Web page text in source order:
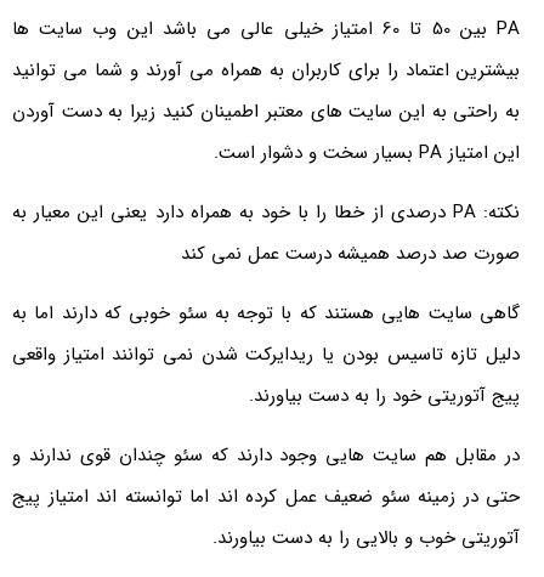
PA بین 50 تا 60 امتیاز خیلی عالی می باشد این وب سایت ها
بیشترین اعتماد را برای کاربران به همراه می آورند و شما می توانید
به راحتی به این سایت های معتبر اطمینان کنید زیرا به دست آوردن
این امتیاز PA بسیار سخت و دشوار است.
نکته: PA درصدی از خطا را با خود به همراه دارد یعنی این معیار به
صورت صد درصد همیشه درست عمل نمی کند
گاهی سایت هایی هستند که با توجه به سئو خوبی که دارند اما به
دلیل تازه تاسیس بودن یا ریدایرکت شدن نمی توانند امتیاز واقعی
پیج آتوریتی خود را به دست بیاورند.
در مقابل هم سایت هایی وجود دارند که سئو چندان قوی ندارند و
حتی در زمینه سئو ضعیف عمل کرده اند اما توانسته اند امتیاز پیج
آتوریتی خوب و بالایی را به دست بیاورند.